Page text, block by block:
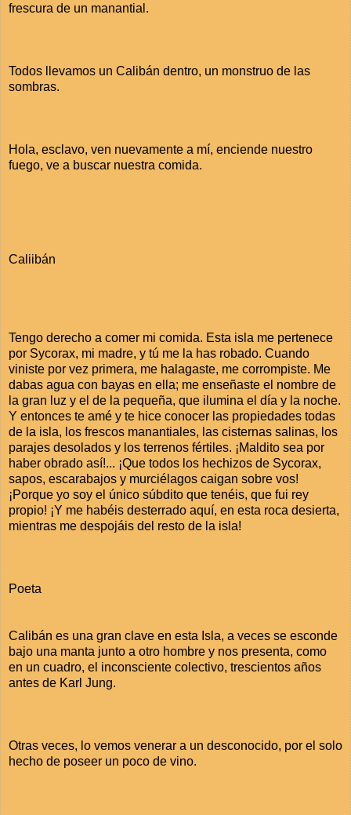
frescura de un manantial.
Todos llevamos un Calibán dentro, un monstruo de las
sombras.
Hola, esclavo, ven nuevamente a mí, enciende nuestro
fuego, ve a buscar nuestra comida.
Caliibán
Tengo derecho a comer mi comida. Esta isla me pertenece
por Sycorax, mi madre, y tú me la has robado. Cuando
viniste por vez primera, me halagaste, me corrompiste. Me
dabas agua con bayas en ella; me enseñaste el nombre de
la gran luz y el de la pequeña, que ilumina el día y la noche.
Y entonces te amé y te hice conocer las propiedades todas
de la isla, los frescos manantiales, las cisternas salinas, los
parajes desolados y los terrenos fértiles. ¡Maldito sea por
haber obrado así!... ¡Que todos los hechizos de Sycorax,
sapos, escarabajos y murciélagos caigan sobre vos!
¡Porque yo soy el único súbdito que tenéis, que fui rey
propio! ¡Y me habéis desterrado aquí, en esta roca desierta,
mientras me despojáis del resto de la isla!
Poeta
Calibán es una gran clave en esta Isla, a veces se esconde
bajo una manta junto a otro hombre y nos presenta, como
en un cuadro, el inconsciente colectivo, trescientos años
antes de Karl Jung.
Otras veces, lo vemos venerar a un desconocido, por el solo
hecho de poseer un poco de vino.